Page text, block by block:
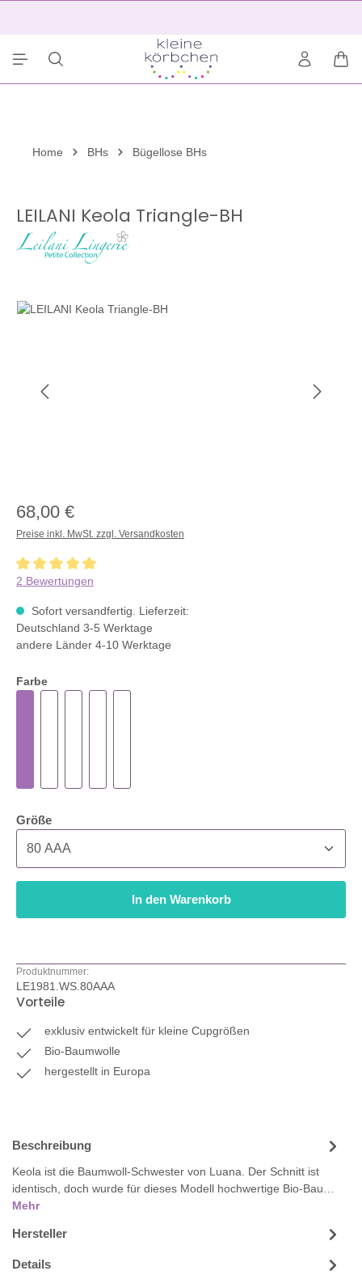
Home BHs Bügellose BHs
LEILANI Keola Triangle-BH
Bildergalerie überspringen
68,00 €
Preise inkl. MwSt. zzgl. Versandkosten
Durchschnittliche Bewertung von 5 von 5 Sternen
2 Bewertungen
Sofort versandfertig. Lieferzeit:
Deutschland 3-5 Werktage
andere Länder 4-10 Werktage
Farbe
Größeauswählen
In den Warenkorb
Produktnummer:
LE1981.WS.80AAA
Vorteile
exklusiv entwickelt für kleine Cupgrößen
Bio-Baumwolle
hergestellt in Europa
Beschreibung
Keola ist die Baumwoll-Schwester von Luana. Der Schnitt ist
identisch, doch wurde für dieses Modell hochwertige Bio-Bau…
Mehr
Hersteller
Details